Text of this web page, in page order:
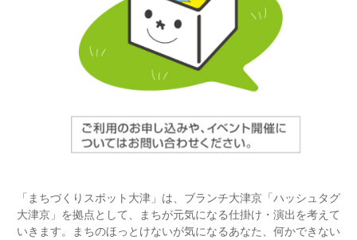
「まちづくりスポット大津」は、ブランチ大津京「ハッシュタグ
大津京」を拠点として、まちが元気になる仕掛け・演出を考えて
いきます。まちのほっとけないが気になるあなた、何かできない